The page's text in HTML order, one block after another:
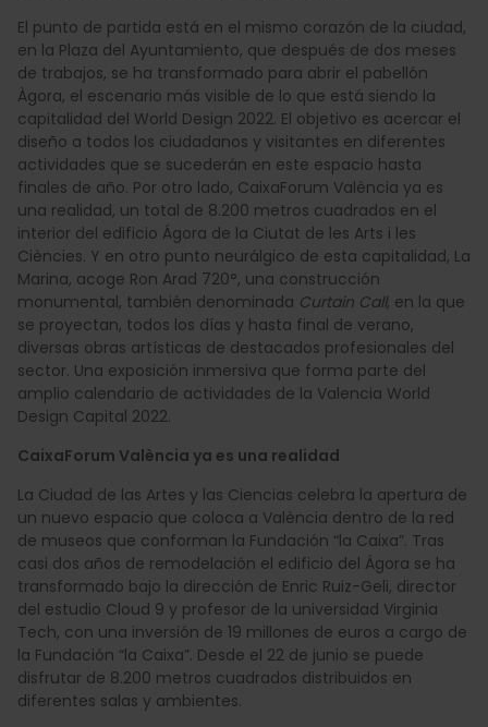
El punto de partida está en el mismo corazón de la ciudad,
en la Plaza del Ayuntamiento, que después de dos meses
de trabajos, se ha transformado para abrir el pabellón
Àgora, el escenario más visible de lo que está siendo la
capitalidad del World Design 2022. El objetivo es acercar el
diseño a todos los ciudadanos y visitantes en diferentes
actividades que se sucederán en este espacio hasta
finales de año. Por otro lado, CaixaForum València ya es
una realidad, un total de 8.200 metros cuadrados en el
interior del edificio Ágora de la Ciutat de les Arts i les
Ciències. Y en otro punto neurálgico de esta capitalidad, La
Marina, acoge Ron Arad 720°, una construcción
monumental, también denominada Curtain Call, en la que
se proyectan, todos los días y hasta final de verano,
diversas obras artísticas de destacados profesionales del
sector. Una exposición inmersiva que forma parte del
amplio calendario de actividades de la Valencia World
Design Capital 2022.
CaixaForum València ya es una realidad
La Ciudad de las Artes y las Ciencias celebra la apertura de
un nuevo espacio que coloca a València dentro de la red
de museos que conforman la Fundación “la Caixa”. Tras
casi dos años de remodelación el edificio del Ágora se ha
transformado bajo la dirección de Enric Ruiz-Geli, director
del estudio Cloud 9 y profesor de la universidad Virginia
Tech, con una inversión de 19 millones de euros a cargo de
la Fundación “la Caixa”. Desde el 22 de junio se puede
disfrutar de 8.200 metros cuadrados distribuidos en
diferentes salas y ambientes.